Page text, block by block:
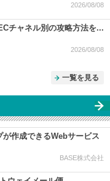
2026/08/08
チャネル別の攻略方法を...
2026/08/08
一覧を見る
作成できるWebサービス
BASE株式会社